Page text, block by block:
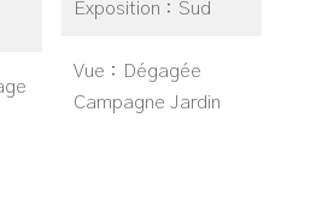
Exposition Sud
Vue
Dégagée
Campagne Jardin